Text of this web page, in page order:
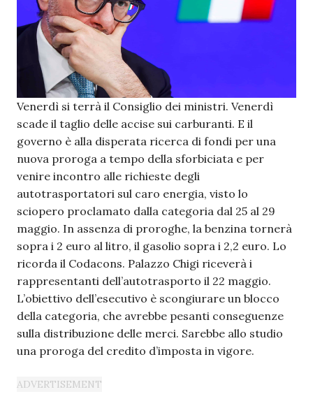
Venerdì si terrà il Consiglio dei ministri. Venerdì
scade il taglio delle accise sui carburanti. E il
governo è alla disperata ricerca di fondi per una
nuova proroga a tempo della sforbiciata e per
venire incontro alle richieste degli
autotrasportatori sul caro energia, visto lo
sciopero proclamato dalla categoria dal 25 al 29
maggio. In assenza di proroghe, la benzina tornerà
sopra i 2 euro al litro, il gasolio sopra i 2,2 euro. Lo
ricorda il Codacons. Palazzo Chigi riceverà i
rappresentanti dell’autotrasporto il 22 maggio.
L’obiettivo dell’esecutivo è scongiurare un blocco
della categoria, che avrebbe pesanti conseguenze
sulla distribuzione delle merci. Sarebbe allo studio
una proroga del credito d’imposta in vigore.